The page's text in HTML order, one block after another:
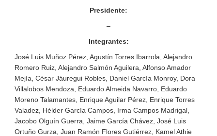
Presidente:
–
Integrantes:
José Luis Muñoz Pérez, Agustín Torres Ibarrola, Alejandro
Romero Ruiz, Alejandro Salmón Aguilera, Alfonso Amador
Mejía, César Jáuregui Robles, Daniel García Monroy, Dora
Villalobos Mendoza, Eduardo Almeida Navarro, Eduardo
Moreno Talamantes, Enrique Aguilar Pérez, Enrique Torres
Valadez, Hélder García Campos, Irma Campos Madrigal,
Jacobo Olguín Guerra, Jaime García Chávez, José Luis
Ortuño Gurza, Juan Ramón Flores Gutiérrez, Kamel Athie